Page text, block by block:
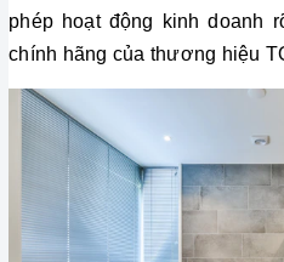
phép hoạt động kinh doanh
chính hãng của thương hiệu